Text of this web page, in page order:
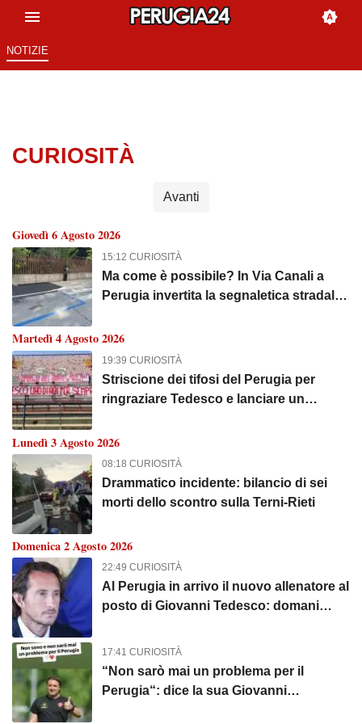
NOTIZIE
CURIOSITÀ
Avanti
Giovedì 6 Agosto 2026
15:12 CURIOSITÀ
Ma come è possibile? In Via Canali a
Perugia invertita la segnaletica stradale!
architettonica!
Martedì 4 Agosto 2026
19:39 CURIOSITÀ
Striscione dei tifosi del Perugia per
ringraziare Tedesco e lanciare un
Lunedì 3 Agosto 2026
08:18 CURIOSITÀ
Drammatico incidente: bilancio di sei
morti dello scontro sulla Terni-Rieti
Domenica 2 Agosto 2026
22:49 CURIOSITÀ
Al Perugia in arrivo il nuovo allenatore al
posto di Giovanni Tedesco: domani
17:41 CURIOSITÀ
“Non sarò mai un problema per il
Perugia“: dice la sua Giovanni